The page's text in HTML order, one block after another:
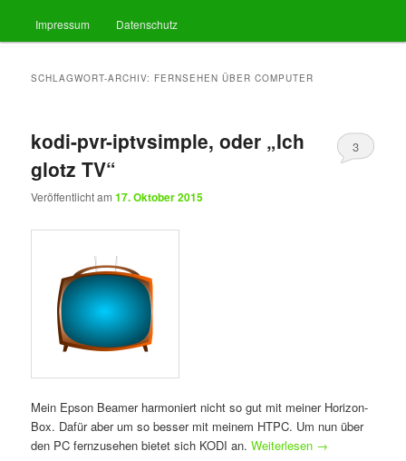
primären
sekundären
Impressum Datenschutz
SCHLAGWORT-ARCHIV: FERNSEHEN ÜBER COMPUTER
kodi-pvr-iptvsimple, oder „Ich
glotz TV“
Veröffentlicht am17. Oktober 2015
3
Mein Epson Beamer harmoniert nicht so gut mit meiner Horizon-
Box. Dafür aber um so besser mit meinem HTPC. Um nun über
den PC fernzusehen bietet sich KODI an.Weiterlesen →